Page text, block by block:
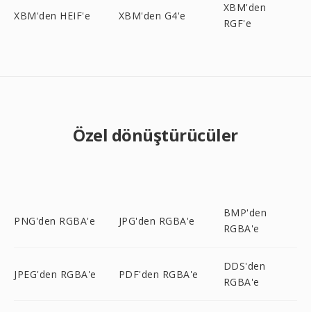
XBM'den HEIF'e XBM'den G4'e
XBM'den
RGF'e
Özel dönüştürücüler
PNG'den RGBA'e JPG'den RGBA'e
BMP'den
RGBA'e
JPEG'den RGBA'e PDF'den RGBA'e
DDS'den
RGBA'e